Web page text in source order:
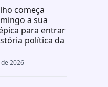
começa
a sua
para entrar
política da
2026